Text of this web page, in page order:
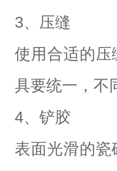
3、压缝
使用合适的
具要统一，不
4、铲胶
表面光滑的